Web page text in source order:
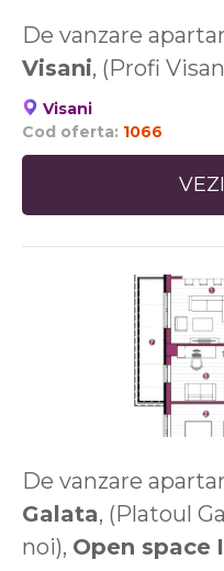
De vanzare
Visani, (Profi
Visani
Cod oferta: 1066
De vanzare
Galata, (Platoul
noi), Open space